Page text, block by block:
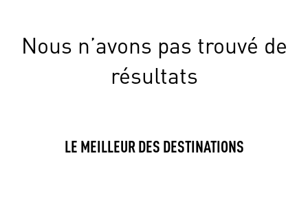
Nous n’avons pas trouvé de
résultats
LE MEILLEUR DES DESTINATIONS